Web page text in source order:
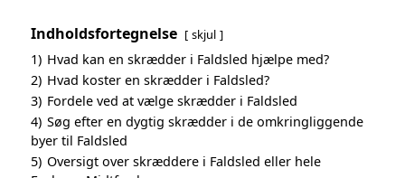
Indholdsfortegnelse skjul
1) Hvad kan en skrædder i Faldsled hjælpe med?
2) Hvad koster en skrædder i Faldsled?
3) Fordele ved at vælge skrædder i Faldsled
4) Søg efter en dygtig skrædder i de omkringliggende
byer til Faldsled
5) Oversigt over skræddere i Faldsled eller hele